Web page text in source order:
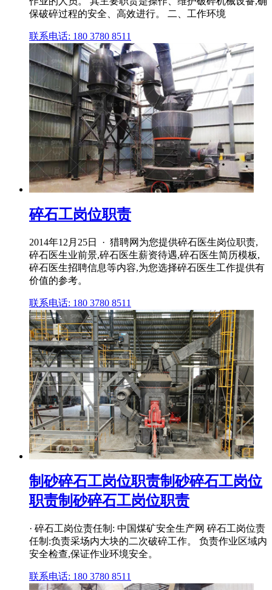
保破碎过程的安全、高效进行。 二、工作环境
联系电话: 180 3780 8511
碎石工岗位职责
2014年12月25日 · 猎聘网为您提供碎石医生岗位职责,
碎石医生业前景,碎石医生薪资待遇,碎石医生简历模板,
碎石医生招聘信息等内容,为您选择碎石医生工作提供有
价值的参考。
联系电话: 180 3780 8511
制砂碎石工岗位职责制砂碎石工岗位
职责制砂碎石工岗位职责
· 碎石工岗位责任制: 中国煤矿安全生产网 碎石工岗位责
任制:负责采场内大块的二次破碎工作。 负责作业区域内
安全检查,保证作业环境安全。
联系电话: 180 3780 8511